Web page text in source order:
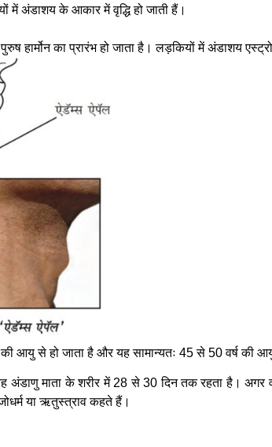
में अंडाशय के आकार में वृद्धि हो जाती हैं।
हार्मोन का प्रारंभ हो जाता है। लड़कियों में अंडाशय
आयु से हो जाता है और यह सामान्यतः 45 से 50 वर्ष की
माता के शरीर में 28 से 30 दिन तक रहता है। अगर
या ऋतुस्त्राव कहते हैं।